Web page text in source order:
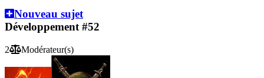
Nouveau sujet
Développement #52
2 Modérateur(s)